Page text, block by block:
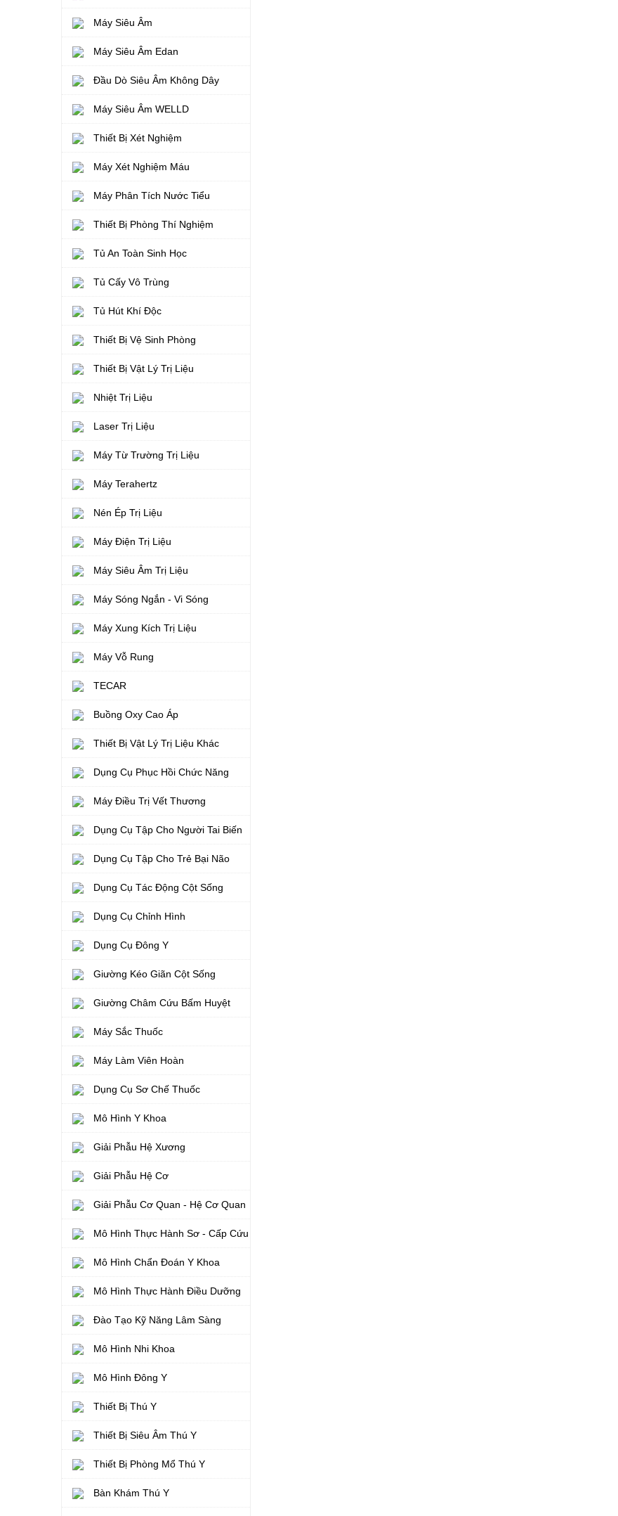
Máy Siêu Âm
Máy Siêu Âm Edan
Đầu Dò Siêu Âm Không Dây
Máy Siêu Âm WELLD
Thiết Bị Xét Nghiệm
Máy Xét Nghiệm Máu
Máy Phân Tích Nước Tiểu
Thiết Bị Phòng Thí Nghiệm
Tủ An Toàn Sinh Học
Tủ Cấy Vô Trùng
Tủ Hút Khí Độc
Thiết Bị Vệ Sinh Phòng
Thiết Bị Vật Lý Trị Liệu
Nhiệt Trị Liệu
Laser Trị Liệu
Máy Từ Trường Trị Liệu
Máy Terahertz
Nén Ép Trị Liệu
Máy Điện Trị Liệu
Máy Siêu Âm Trị Liệu
Máy Sóng Ngắn - Vi Sóng
Máy Xung Kích Trị Liệu
Máy Vỗ Rung
TECAR
Buồng Oxy Cao Áp
Thiết Bị Vật Lý Trị Liệu Khác
Dụng Cụ Phục Hồi Chức Năng
Máy Điều Trị Vết Thương
Dụng Cụ Tập Cho Người Tai Biến
Dụng Cụ Tập Cho Trẻ Bại Não
Dụng Cụ Tác Động Cột Sống
Dụng Cụ Chỉnh Hình
Dụng Cụ Đông Y
Giường Kéo Giãn Cột Sống
Giường Châm Cứu Bấm Huyệt
Máy Sắc Thuốc
Máy Làm Viên Hoàn
Dụng Cụ Sơ Chế Thuốc
Mô Hình Y Khoa
Giải Phẫu Hệ Xương
Giải Phẫu Hệ Cơ
Giải Phẫu Cơ Quan - Hệ Cơ Quan
Mô Hình Thực Hành Sơ - Cấp Cứu
Mô Hình Chẩn Đoán Y Khoa
Mô Hình Thực Hành Điều Dưỡng
Đào Tạo Kỹ Năng Lâm Sàng
Mô Hình Nhi Khoa
Mô Hình Đông Y
Thiết Bị Thú Y
Thiết Bị Siêu Âm Thú Y
Thiết Bị Phòng Mổ Thú Y
Bàn Khám Thú Y